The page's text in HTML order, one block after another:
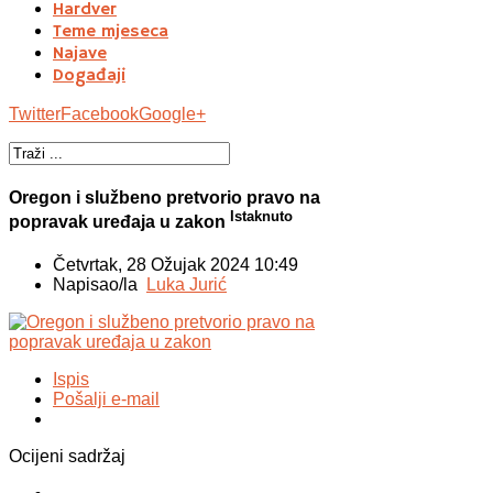
Hardver
Teme mjeseca
Najave
Događaji
TwitterFacebookGoogle+
Oregon i službeno pretvorio pravo na
popravak uređaja u zakon Istaknuto
Četvrtak, 28 Ožujak 2024 10:49
Napisao/la Luka Jurić
Ispis
Pošalji e-mail
Ocijeni sadržaj